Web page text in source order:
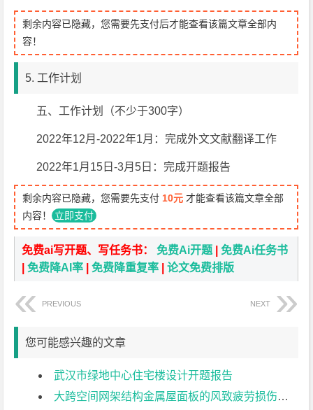
剩余内容已隐藏，您需要先支付后才能查看该篇文章全部内
容！
5. 工作计划
五、工作计划（不少于300字）
2022年12月-2022年1月：完成外文文献翻译工作
2022年1月15日-3月5日：完成开题报告
剩余内容已隐藏，您需要先支付 10元 才能查看该篇文章全部
内容！ 立即支付
免费ai写开题、写任务书：免费Ai开题 |免费Ai任务书
|免费降AI率 |免费降重复率 |论文免费排版
PREVIOUS NEXT
您可能感兴趣的文章
武汉市绿地中心住宅楼设计开题报告
大跨空间网架结构金属屋面板的风致疲劳损伤研究开题报告